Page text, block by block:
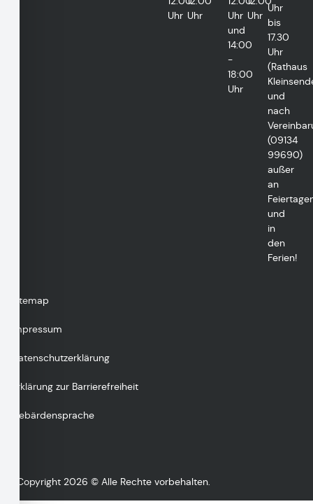
Uhr Uhr
Uhr
und
14:00
-
18:00
Uhr
Uhr
Uhr
bis
17.30
Uhr
(Rathaus
und
nach
(09134
99690)
außer
an
und
in
den
Ferien!
Sitemap
Impressum
Datenschutzerklärung
Erklärung zur Barrierefreiheit
Gebärdensprache
Copyright 2026 © Alle Rechte vorbehalten.